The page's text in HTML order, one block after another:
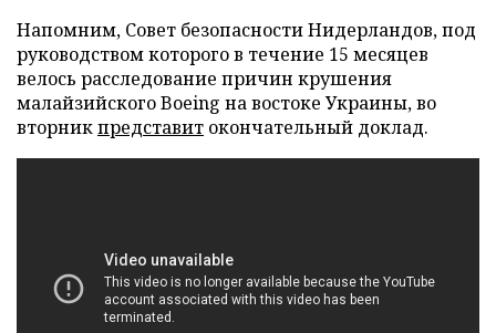
Напомним, Совет безопасности Нидерландов, под
руководством которого в течение 15 месяцев
велось расследование причин крушения
малайзийского Boeing на востоке Украины, во
вторникпредставит окончательный доклад.